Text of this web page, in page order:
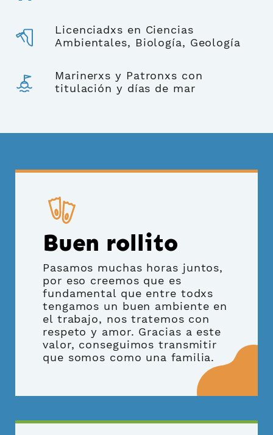
Licenciadxs en Ciencias
Ambientales, Biología, Geología
Marinerxs y Patronxs con
titulación y días de mar
Buen rollito
Pasamos muchas horas juntos,
por eso creemos que es
fundamental que entre todxs
tengamos un buen ambiente en
el trabajo, nos tratemos con
respeto y amor. Gracias a este
valor, conseguimos transmitir
que somos como una familia.